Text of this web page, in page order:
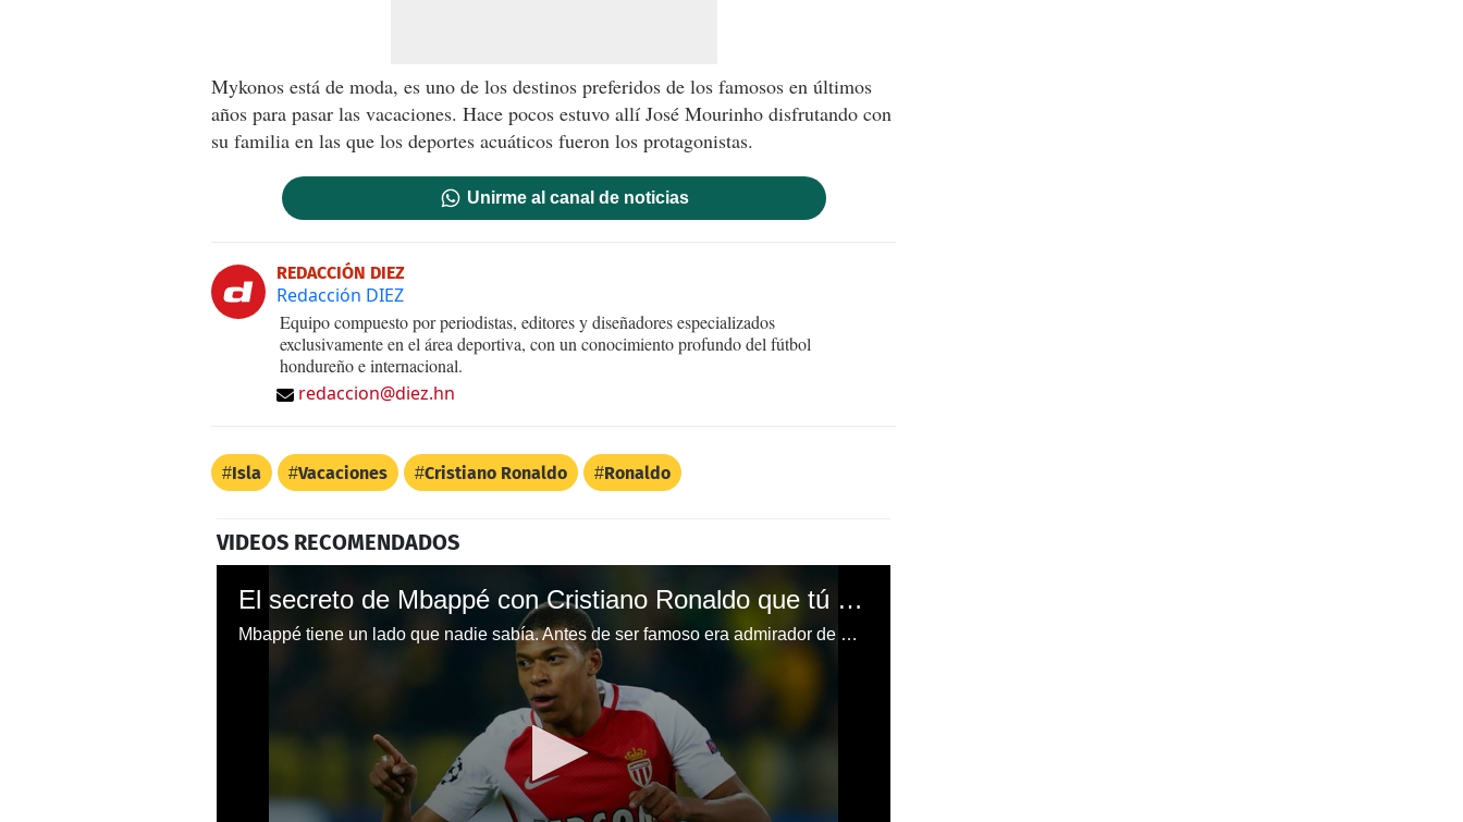
Mykonos está de moda, es uno de los destinos preferidos de los famosos en últimos
años para pasar las vacaciones. Hace pocos estuvo allí José Mourinho disfrutando con
su familia en las que los deportes acuáticos fueron los protagonistas.
Unirme al canal de noticias
REDACCIÓN DIEZ
Redacción DIEZ
Equipo compuesto por periodistas, editores y diseñadores especializados
exclusivamente en el área deportiva, con un conocimiento profundo del fútbol
hondureño e internacional.
redaccion@diez.hn
Isla Vacaciones Cristiano Ronaldo Ronaldo
VIDEOS RECOMENDADOS
El secreto de Mbappé con Cristiano Ronaldo que tú desconocías
Mbappé tiene un lado que nadie sabía. Antes de ser famoso era admirador de Cristiano Ronaldo.